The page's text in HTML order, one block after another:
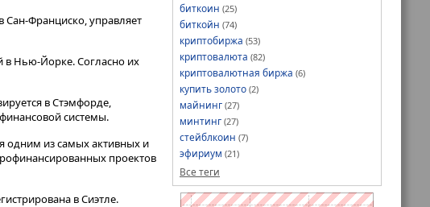
Франциско, управляет
в Нью-Йорке. Согласно их
в Стэмфорде,
системы.
одним из самых активных и
проектов
в Сиэтле.
биткоин (25)
биткойн (74)
криптобиржа (53)
криптовалюта (82)
криптовалютная биржа (6)
купить золото (2)
майнинг (27)
минтинг (27)
стейблкоин (7)
эфириум (21)
Все теги